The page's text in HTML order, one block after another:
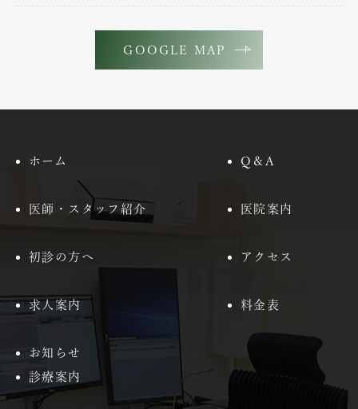
GOOGLE MAP
ホーム Q＆A
医師・スタッフ紹介 医院案内
初診の方へ アクセス
求人案内 料金表
お知らせ
診療案内